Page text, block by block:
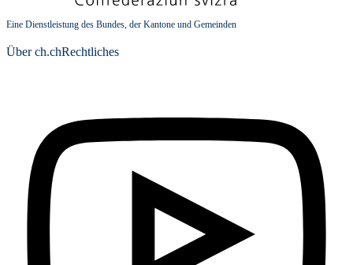
Eine Dienstleistung des Bundes, der Kantone und Gemeinden
Über ch.chRechtliches